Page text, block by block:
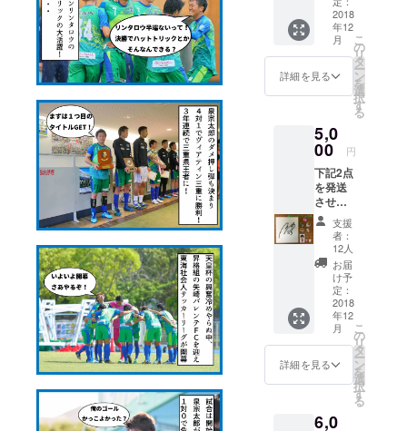
平田石
油様公
認済 最
後の備
考欄に
な3選手
入下さ
い。同
一選手3
枚でも
可能で
す。
※11月
29日
（木）
中にご
連絡が
ない際
は、ラ
ンダム
にて3枚
送付い
たしま
クリア
ファイ
ル 鈴
鹿市非
公認萌
えキャ
ラ すず
んとの
コラボ
クリア
ファイ
ルを作
ること
となり
まし
た！
こちら
の画像
がプリ
ントさ
れた限
定商品
です！
②定価
③鈴鹿
2018
年12
月
詳細を見る
こ
の
リ
タ
ー
ン
を
選
択
す
る
5,0
00 円
下記2点
を発送
させて
頂きま
す。 ①
好きな
選手1名
のグッ
（キー
ホル
ダー
HOME/
AWAY
、似顔
絵シー
バッチ5
支援
者：
12人
お届
け予
定：
2018
年12
月
詳細を見る
こ
の
リ
タ
ー
ン
を
選
択
す
る
6,0